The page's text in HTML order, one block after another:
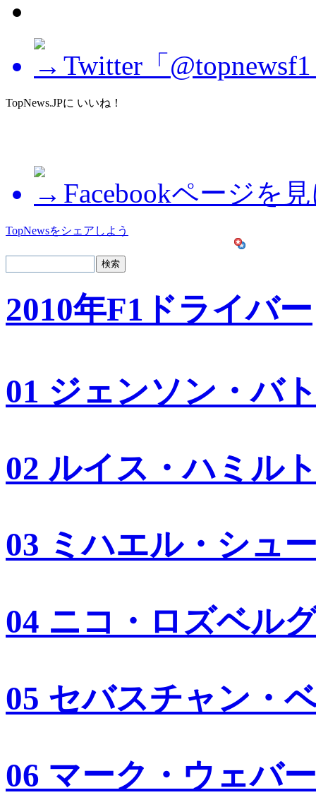
Twitter「
TopNews.JPに いいね！
Facebookページを
TopNewsをシェアしよう
2010年F1ドライバー
01 ジェンソン・バ
02 ルイス・ハミル
03 ミハエル・シュ
04 ニコ・ロズベル
05 セバスチャン・
06 マーク・ウェバー